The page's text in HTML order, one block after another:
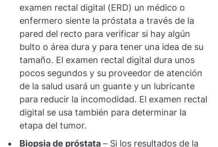
examen rectal digital (ERD) un médico o
enfermero siente la próstata a través de la
pared del recto para verificar si hay algún
bulto o área dura y para tener una idea de su
tamaño. El examen rectal digital dura unos
pocos segundos y su proveedor de atención
de la salud usará un guante y un lubricante
para reducir la incomodidad. El examen rectal
digital se usa también para determinar la
etapa del tumor.
Biopsia de próstata – Si los resultados de la